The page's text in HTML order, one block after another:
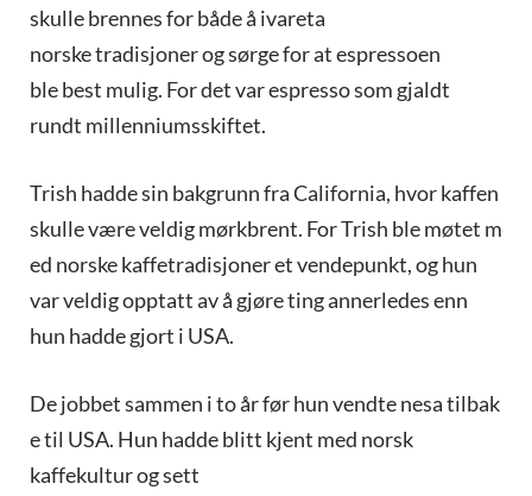
skulle brennes for både å ivareta
norske tradisjoner og sørge for at espressoen
ble best mulig. For det var espresso som gjaldt
rundt millenniumsskiftet.
Trish hadde sin bakgrunn fra California, hvor kaffen
skulle være veldig mørkbrent. For Trish ble møtet m
ed norske kaffetradisjoner et vendepunkt, og hun
var veldig opptatt av å gjøre ting annerledes enn
hun hadde gjort i USA.
De jobbet sammen i to år før hun vendte nesa tilbak
e til USA. Hun hadde blitt kjent med norsk
kaffekultur og sett